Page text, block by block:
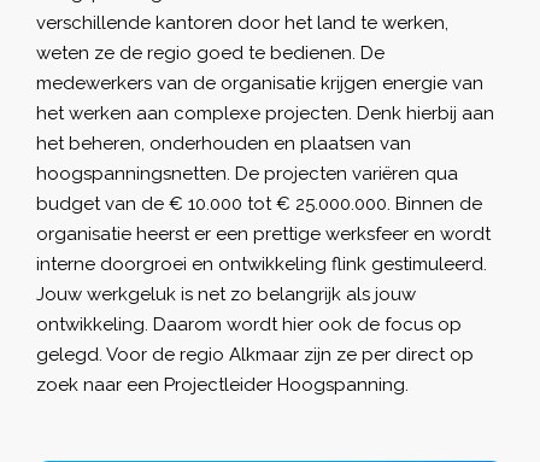
verschillende kantoren door het land te werken,
weten ze de regio goed te bedienen. De
medewerkers van de organisatie krijgen energie van
het werken aan complexe projecten. Denk hierbij aan
het beheren, onderhouden en plaatsen van
hoogspanningsnetten. De projecten variëren qua
budget van de € 10.000 tot € 25.000.000. Binnen de
organisatie heerst er een prettige werksfeer en wordt
interne doorgroei en ontwikkeling flink gestimuleerd.
Jouw werkgeluk is net zo belangrijk als jouw
ontwikkeling. Daarom wordt hier ook de focus op
gelegd. Voor de regio Alkmaar zijn ze per direct op
zoek naar een Projectleider Hoogspanning.